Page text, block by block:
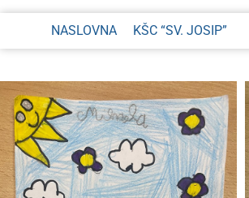
NASLOVNA KŠC “SV. JOSIP”